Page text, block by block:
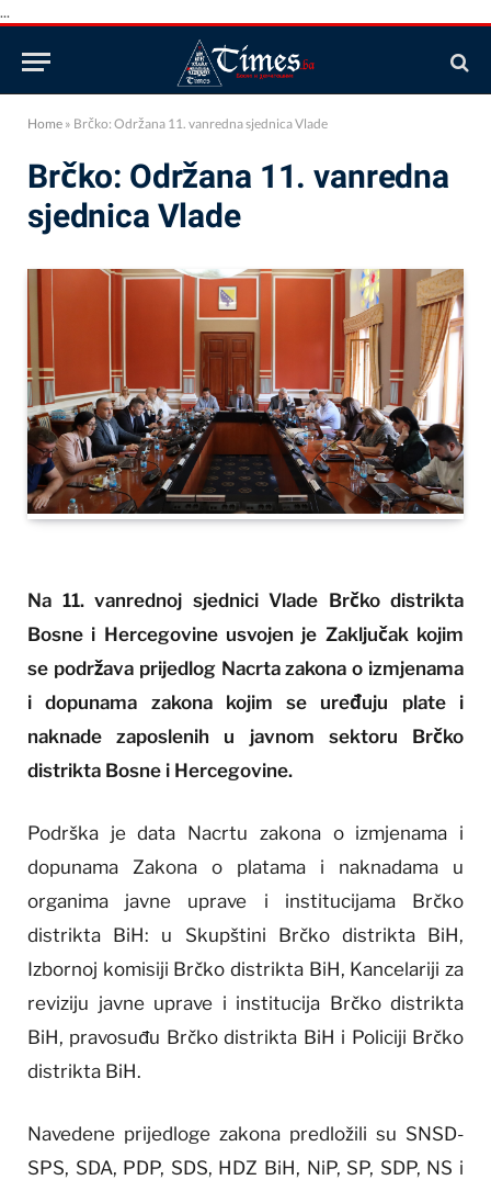
...
Home » Brčko: Održana 11. vanredna sjednica Vlade
Brčko: Održana 11. vanredna
sjednica Vlade
Na 11. vanrednoj sjednici Vlade Brčko distrikta
Bosne i Hercegovine usvojen je Zaključak kojim
se podržava prijedlog Nacrta zakona o izmjenama
i dopunama zakona kojim se uređuju plate i
naknade zaposlenih u javnom sektoru Brčko
distrikta Bosne i Hercegovine.
Podrška je data Nacrtu zakona o izmjenama i
dopunama Zakona o platama i naknadama u
organima javne uprave i institucijama Brčko
distrikta BiH: u Skupštini Brčko distrikta BiH,
Izbornoj komisiji Brčko distrikta BiH, Kancelariji za
reviziju javne uprave i institucija Brčko distrikta
BiH, pravosuđu Brčko distrikta BiH i Policiji Brčko
distrikta BiH.
Navedene prijedloge zakona predložili su SNSD-
SPS, SDA, PDP, SDS, HDZ BiH, NiP, SP, SDP, NS i